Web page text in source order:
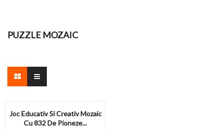
PUZZLE MOZAIC
Joc Educativ Si Creativ Mozaic
Cu 832 De Pioneze...